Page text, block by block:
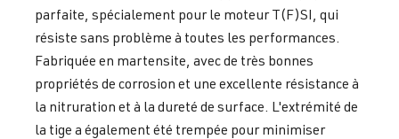
parfaite, spécialement pour le moteur T(F)SI, qui
résiste sans problème à toutes les performances.
Fabriquée en martensite, avec de très bonnes
propriétés de corrosion et une excellente résistance à
la nitruration et à la dureté de surface. L'extrémité de
la tige a également été trempée pour minimiser